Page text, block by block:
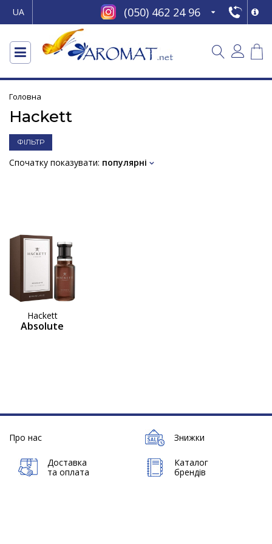
UA (050) 462 24 96
Головна
Hackett
ФІЛЬТР
Спочатку показувати: популярні
Hackett
Absolute
Про нас Знижки
Доставка
та оплата
Каталог
брендів